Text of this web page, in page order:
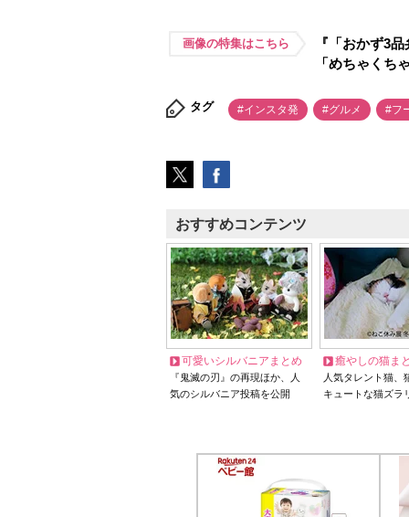
画像の特集はこちら
『「おかず3
「めちゃくち
タグ #インスタ発 #グルメ #フ
おすすめコンテンツ
可愛いシルバニアまとめ
『鬼滅の刃』の再現ほか、人
気のシルバニア投稿を公開
癒やしの猫ま
人気タレント猫
キュートな猫ズラ